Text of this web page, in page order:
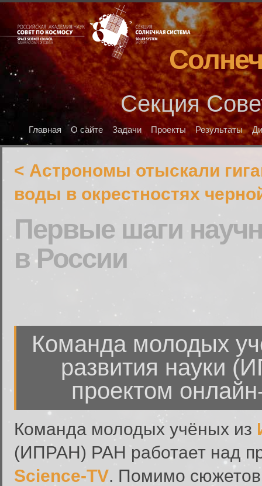
Секция
Главная О сайте Задачи Проекты Результаты
< Астрономы отыскали
воды в окрестностях
Первые шаги
в России
Команда молодых
развития науки
проектом
Команда молодых учёных из
(ИПРАН) РАН работает над
Science-TV. Помимо